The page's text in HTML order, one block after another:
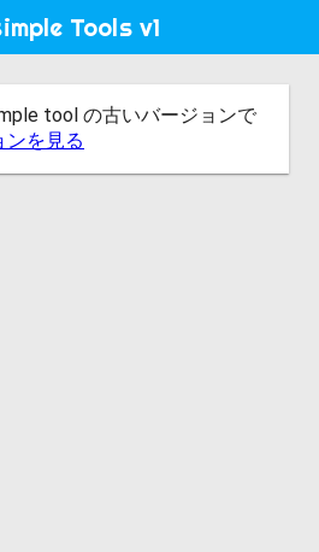
Tools v1
tool の古いバージョンで
ンを見る